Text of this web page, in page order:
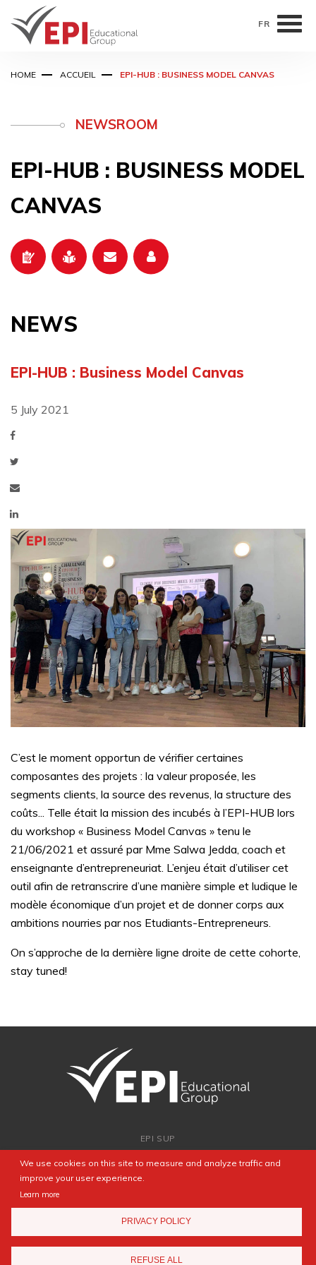
FR
NEWSROOM
HOME ACCUEIL EPI-HUB : BUSINESS MODEL CANVAS
EPI-HUB : BUSINESS MODEL
CANVAS
NEWS
EPI-HUB : Business Model Canvas
5 July 2021
C’est le moment opportun de vérifier certaines
composantes des projets : la valeur proposée, les
segments clients, la source des revenus, la structure des
coûts... Telle était la mission des incubés à l’EPI-HUB lors
du workshop « Business Model Canvas » tenu le
21/06/2021 et assuré par Mme Salwa Jedda, coach et
enseignante d’entrepreneuriat. L’enjeu était d’utiliser cet
outil afin de retranscrire d’une manière simple et ludique le
modèle économique d’un projet et de donner corps aux
ambitions nourries par nos Etudiants-Entrepreneurs.
On s’approche de la dernière ligne droite de cette cohorte,
stay tuned!
We use cookies on this site to measure and analyze traffic and
improve your user experience.
Learn more
PRIVACY POLICY
REFUSE ALL
EPI SUP
FAQ
CONTACT